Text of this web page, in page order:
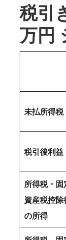
税引
万円
未払所得税
税引後利益
所得税・固
資産税控除
の所得